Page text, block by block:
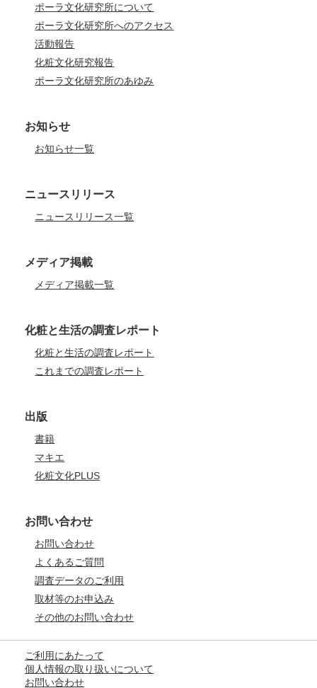
ポーラ文化研究所について
ポーラ文化研究所へのアクセス
活動報告
化粧文化研究報告
ポーラ文化研究所のあゆみ
お知らせ
お知らせ一覧
ニュースリリース
ニュースリリース一覧
メディア掲載
メディア掲載一覧
化粧と生活の調査レポート
化粧と生活の調査レポート
これまでの調査レポート
出版
書籍
マキエ
化粧文化PLUS
お問い合わせ
お問い合わせ
よくあるご質問
調査データのご利用
取材等のお申込み
その他のお問い合わせ
ご利用にあたって
個人情報の取り扱いについて
お問い合わせ